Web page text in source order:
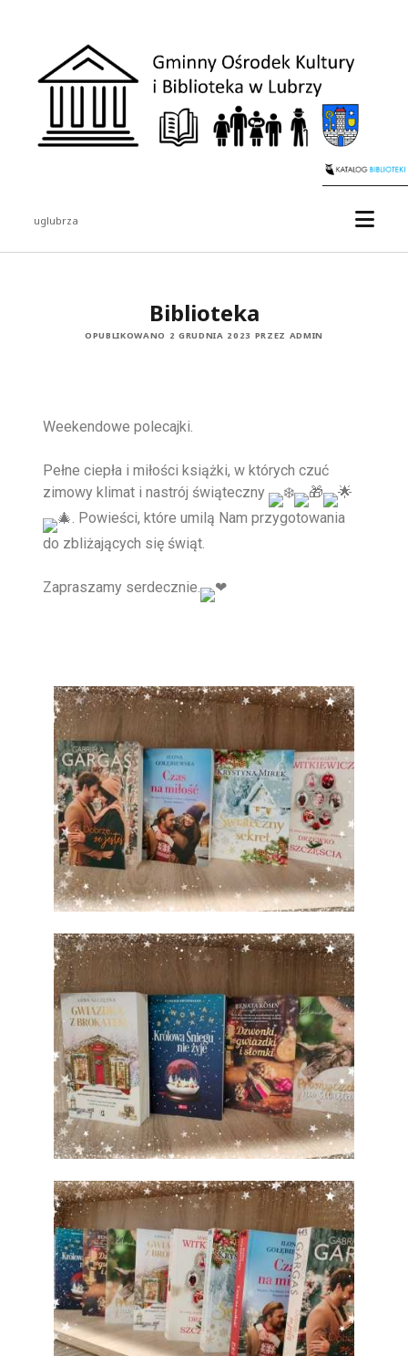
uglubrza
Biblioteka
OPUBLIKOWANO 2 GRUDNIA 2023 PRZEZ ADMIN
Weekendowe polecajki.
Pełne ciepła i miłości książki, w których czuć
zimowy klimat i nastrój świąteczny
. Powieści, które umilą Nam przygotowania
do zbliżających się świąt.
Zapraszamy serdecznie.